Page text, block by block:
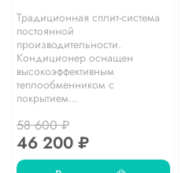
Традиционная сплит-система
постоянной
производительности.
Кондиционер оснащен
высокоэффективным
теплообменником с
покрытием...
58 600 ₽
46 200 ₽